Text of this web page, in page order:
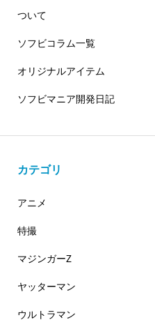
ついて
ソフビコラム一覧
オリジナルアイテム
ソフビマニア開発日記
カテゴリ
アニメ
特撮
マジンガーZ
ヤッターマン
ウルトラマン